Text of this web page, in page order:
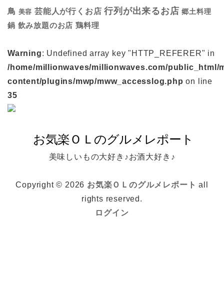
鳥 美容 芸能人が行くお店 行列が出来るお店 郷土料理
鍋 飲み放題のお店 鶏料理
Warning: Undefined array key "HTTP_REFERER" in
/home/millionwaves/millionwaves.com/public_html/
content/plugins/mwp/mww_accesslog.php on line
35
美味しいもの大好き♪お酒大好き♪
Copyright © 2026 お気楽ＯＬのグルメレポート all
rights reserved.
ログイン